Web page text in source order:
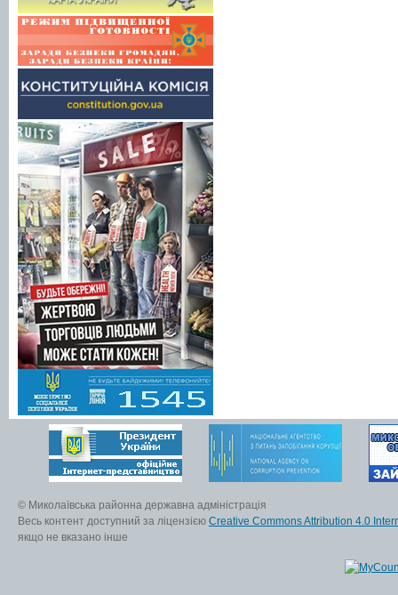
© Миколаївська районна державна адміністрація
Весь контент доступний за ліцензією Creative Commons Attribution 4.0
якщо не вказано інше